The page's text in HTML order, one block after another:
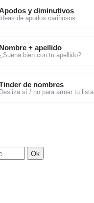
y diminutivos
Ideas de apodos cariñosos
Nombre + apellido
¿Suena bien con tu apellido?
de nombres
Desliza sí / no para armar tu lista